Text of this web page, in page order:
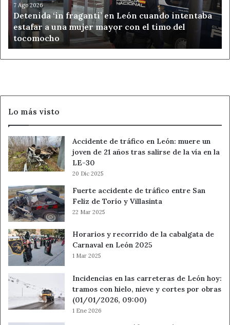
intentaba
estafar
una
mujer
mayor
tocomocho
7 Ago 2026
Detenida ‘in fraganti’ en León cuando intentaba
estafar a una mujer mayor con el timo del
tocomocho
Lo más visto
Accidente de tráfico en León: muere un
joven de 21 años tras salirse de la vía en la
LE-30
20 Dic 2025
Fuerte accidente de tráfico entre San
Feliz de Torío y Villasinta
22 Mar 2025
Horarios y recorrido de la cabalgata de
Carnaval en León 2025
1 Mar 2025
Incidencias en las carreteras de León hoy:
tramos con hielo, nieve y cortes por obras
(01/01/2026, 09:00)
1 Ene 2026